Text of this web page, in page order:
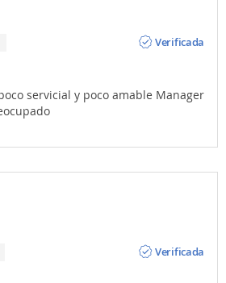
Verificada
servicial y poco amable Manager
Verificada